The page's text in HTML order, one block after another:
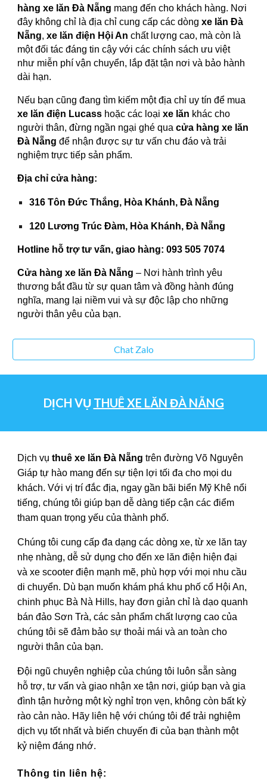
hàng xe lăn Đà Nẵng mang đến cho khách hàng. Nơi
đây không chỉ là địa chỉ cung cấp các dòngxe lăn Đà
Nẵng,xe lăn điện Hội An chất lượng cao, mà còn là
một đối tác đáng tin cậy với các chính sách ưu việt
như miễn phí vận chuyển, lắp đặt tận nơi và bảo hành
dài hạn.
Nếu bạn cũng đang tìm kiếm một địa chỉ uy tín để mua
xe lăn điện Lucass hoặc các loạixe lăn khác cho
người thân, đừng ngần ngại ghé quacửa hàng xe lăn
Đà Nẵng để nhận được sự tư vấn chu đáo và trải
nghiệm trực tiếp sản phẩm.
Địa chỉ cửa hàng:
316 Tôn Đức Thắng, Hòa Khánh, Đà Nẵng
120 Lương Trúc Đàm, Hòa Khánh, Đà Nẵng
Hotline hỗ trợ tư vấn, giao hàng: 093 505 7074
Cửa hàng xe lăn Đà Nẵng – Nơi hành trình yêu
thương bắt đầu từ sự quan tâm và đồng hành đúng
nghĩa, mang lại niềm vui và sự độc lập cho những
người thân yêu của bạn.
Chat Zalo
DỊCH VỤ THUÊ XE LĂN ĐÀ NẴNG
Dịch vụthuê xe lăn Đà Nẵng trên đường Võ Nguyên
Giáp tự hào mang đến sự tiện lợi tối đa cho mọi du
khách. Với vị trí đắc địa, ngay gần bãi biển Mỹ Khê nổi
tiếng, chúng tôi giúp bạn dễ dàng tiếp cận các điểm
tham quan trọng yếu của thành phố.
Chúng tôi cung cấp đa dạng các dòng xe, từ xe lăn tay
nhẹ nhàng, dễ sử dụng cho đến xe lăn điện hiện đại
và xe scooter điện mạnh mẽ, phù hợp với mọi nhu cầu
di chuyển. Dù bạn muốn khám phá khu phố cổ Hội An,
chinh phục Bà Nà Hills, hay đơn giản chỉ là dạo quanh
bán đảo Sơn Trà, các sản phẩm chất lượng cao của
chúng tôi sẽ đảm bảo sự thoải mái và an toàn cho
người thân của bạn.
Đội ngũ chuyên nghiệp của chúng tôi luôn sẵn sàng
hỗ trợ, tư vấn và giao nhận xe tận nơi, giúp bạn và gia
đình tận hưởng một kỳ nghỉ trọn vẹn, không còn bất kỳ
rào cản nào. Hãy liên hệ với chúng tôi để trải nghiệm
dịch vụ tốt nhất và biến chuyến đi của bạn thành một
kỷ niệm đáng nhớ.
Thông tin liên hệ: